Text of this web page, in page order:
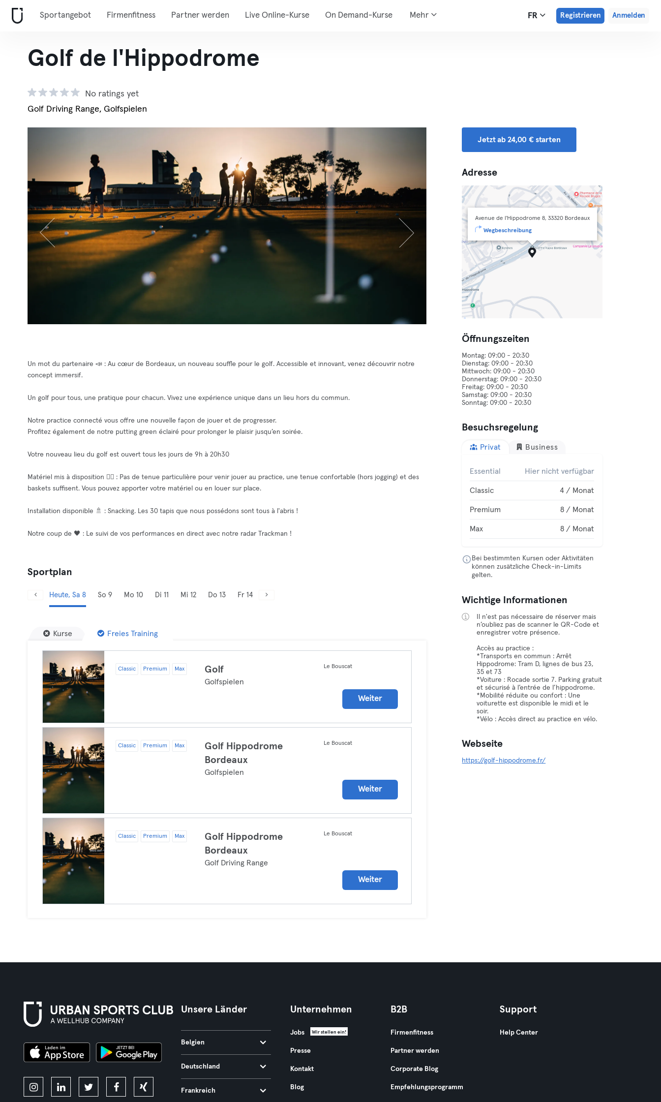
Sportangebot Firmenfitness Partner werden Live Online-Kurse On Demand-Kurse Mehr FR Registrieren Anmelden
Golf de l'Hippodrome
No ratings yet
Golf Driving Range, Golfspielen
Un mot du partenaire 📣 : Au cœur de Bordeaux, un nouveau souffle pour le golf. Accessible et innovant, venez découvrir notre
concept immersif.
Un golf pour tous, une pratique pour chacun. Vivez une expérience unique dans un lieu hors du commun.
Notre practice connecté vous offre une nouvelle façon de jouer et de progresser.
Profitez également de notre putting green éclairé pour prolonger le plaisir jusqu’en soirée.
Votre nouveau lieu du golf est ouvert tous les jours de 9h à 20h30
Matériel mis à disposition 🧘‍♂️ : Pas de tenue particulière pour venir jouer au practice, une tenue confortable (hors jogging) et des
baskets suffisent. Vous pouvez apporter votre matériel ou en louer sur place.
Installation disponible 🚿 : Snacking. Les 30 tapis que nous possédons sont tous à l'abris !
Notre coup de 🖤 : Le suivi de vos performances en direct avec notre radar Trackman !
Sportplan
Heute, Sa 8 So 9 Mo 10 Di 11 Mi 12 Do 13 Fr 14
Kurse Freies Training
Classic Premium Max Golf
Golfspielen
Le Bouscat
Weiter
Classic Premium Max
Golf Hippodrome
Bordeaux
Golfspielen
Le Bouscat
Weiter
Classic Premium Max
Golf Hippodrome
Bordeaux
Golf Driving Range
Le Bouscat
Weiter
Jetzt ab 24,00 € starten
Adresse
Avenue de l'Hippodrome 8, 33320 Bordeaux
Wegbeschreibung
Öffnungszeiten
Montag: 09:00 - 20:30
Dienstag: 09:00 - 20:30
Mittwoch: 09:00 - 20:30
Donnerstag: 09:00 - 20:30
Freitag: 09:00 - 20:30
Samstag: 09:00 - 20:30
Besuchsregelung
Privat Business
Essential Hier nicht verfügbar
Classic 4 / Monat
Premium 8 / Monat
Max 8 / Monat
Bei bestimmten Kursen oder Aktivitäten
können zusätzliche Check-in-Limits
gelten.
Wichtige Informationen
Il n'est pas nécessaire de réserver mais
n’oubliez pas de scanner le QR-Code et
enregistrer votre présence.
Accès au practice :
*Transports en commun : Arrêt
Hippodrome: Tram D, lignes de bus 23,
35 et 73
*Voiture : Rocade sortie 7. Parking gratuit
et sécurisé à l’entrée de l’hippodrome.
*Mobilité réduite ou confort : Une
voiturette est disponible le midi et le
soir.
*Vélo : Accès direct au practice en vélo.
Webseite
https://golf-hippodrome.fr/
Unsere Länder
Belgien
Deutschland
Frankreich
Unternehmen
Jobs Wir stellen ein!
Presse
Kontakt
Blog
B2B
Firmenfitness
Partner werden
Corporate Blog
Empfehlungsprogramm
Support
Help Center